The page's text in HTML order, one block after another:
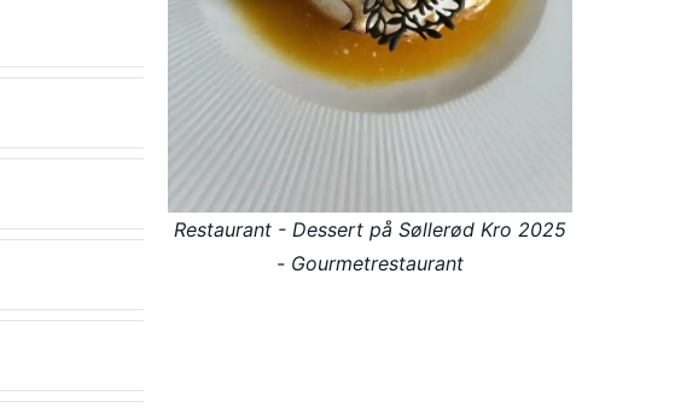
Restaurant - Dessert på Søllerød Kro 2025
- Gourmetrestaurant